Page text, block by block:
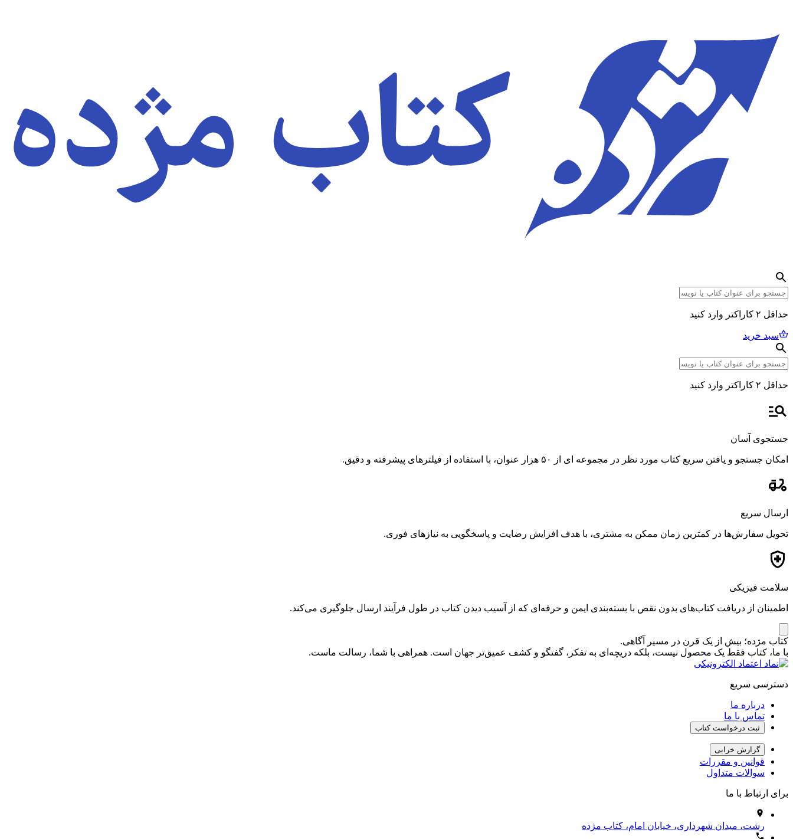
حداقل ۲ کاراکتر وارد کنید
سبد خرید
حداقل ۲ کاراکتر وارد کنید
جستجوی آسان
امکان جستجو و یافتن سریع کتاب مورد نظر در مجموعه ای از ۵۰ هزار عنوان، با استفاده از فیلترهای پیشرفته و دقیق.
ارسال سریع
تحویل سفارش‌ها در کمترین زمان ممکن به مشتری، با هدف افزایش رضایت و پاسخگویی به نیازهای فوری.
سلامت فیزیکی
اطمینان از دریافت کتاب‌های بدون نقص با بسته‌بندی ایمن و حرفه‌ای که از آسیب دیدن کتاب در طول فرآیند ارسال جلوگیری می‌کند.
کتاب مژده؛ بیش از یک قرن در مسیر آگاهی.
با ما، کتاب فقط یک محصول نیست، بلکه دریچه‌ای به تفکر، گفتگو و کشف عمیق‌تر جهان است. همراهی با شما، رسالت ماست.
دسترسی سریع
درباره ما
تماس با ما
ثبت درخواست کتاب
گزارش خرابی
قوانین و مقررات
سوالات متداول
برای ارتباط با ما
رشت، میدان شهرداری، خیابان امام، کتاب مژده